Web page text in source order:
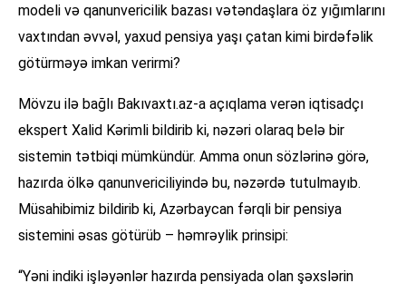
modeli və qanunvericilik bazası vətəndaşlara öz yığımlarını
vaxtından əvvəl, yaxud pensiya yaşı çatan kimi birdəfəlik
götürməyə imkan verirmi?
Mövzu ilə bağlı Bakıvaxtı.az-a açıqlama verən iqtisadçı
ekspert Xalid Kərimli bildirib ki, nəzəri olaraq belə bir
sistemin tətbiqi mümkündür. Amma onun sözlərinə görə,
hazırda ölkə qanunvericiliyində bu, nəzərdə tutulmayıb.
Müsahibimiz bildirib ki, Azərbaycan fərqli bir pensiya
sistemini əsas götürüb – həmrəylik prinsipi:
“Yəni indiki işləyənlər hazırda pensiyada olan şəxslərin